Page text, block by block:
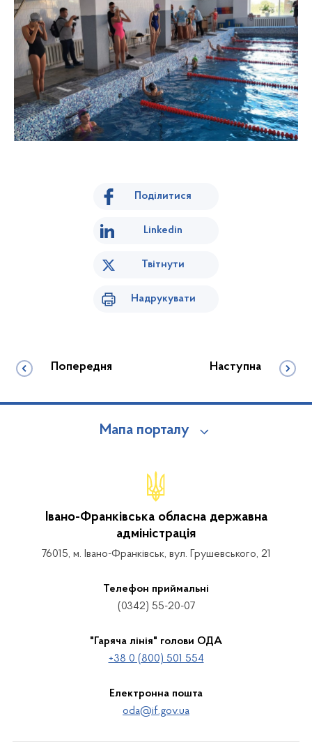
Поділитися
Linkedin
Твітнути
Надрукувати
Попередня Наступна
Мапа порталу
Івано-Франківська обласна державна
адміністрація
76015, м. Івано-Франківськ, вул. Грушевського, 21
Телефон приймальні
(0342) 55-20-07
"Гаряча лінія" голови ОДА
+38 0 (800) 501 554
Електронна пошта
oda@if.gov.ua